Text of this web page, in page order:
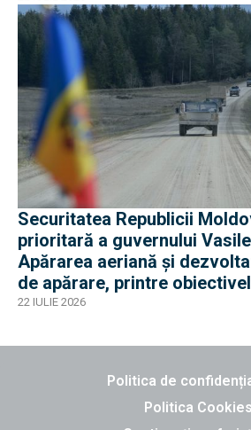
Securitatea Republicii
prioritară a guvernului
Apărarea aeriană și
de apărare, printre
22 IULIE 2026
Politica de
Politica Cookies